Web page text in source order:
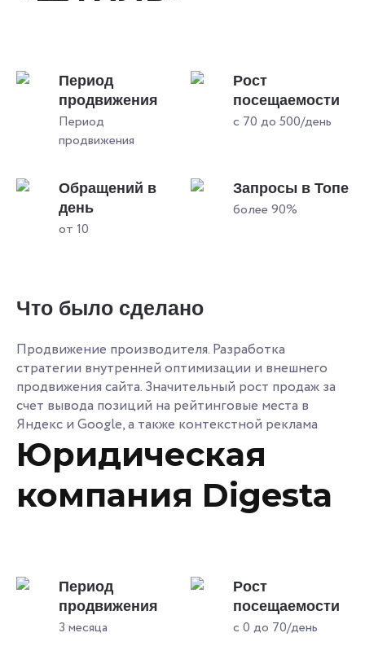
Период
продвижения
Период
продвижения
Рост
посещаемости
с 70 до 500/день
Обращений в
день
от 10
Запросы в Топе
более 90%
Что было сделано
Продвижение производителя. Разработка
стратегии внутренней оптимизации и внешнего
продвижения сайта. Значительный рост продаж за
счет вывода позиций на рейтинговые места в
Яндекс и Google, а также контекстной реклама
Юридическая
компания Digesta
Период
продвижения
3 месяца
Рост
посещаемости
с 0 до 70/день